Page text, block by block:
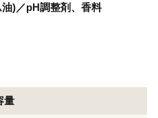
)／pH調整剤、香料
量